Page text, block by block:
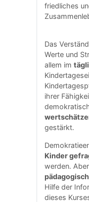
friedliches
Das
Werte und
allem im
ihrer
gestärkt.
Kinder
werden.
Hilfe der
dieses